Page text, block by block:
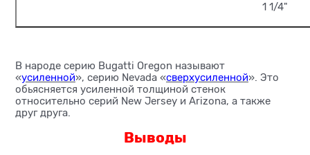
1 1/4"
В народе серию Bugatti Oregon называют
«усиленной», серию Nevada «сверхусиленной». Это
обьясняется усиленной толщиной стенок
относительно серий New Jersey и Arizona, а также
друг друга.
Выводы